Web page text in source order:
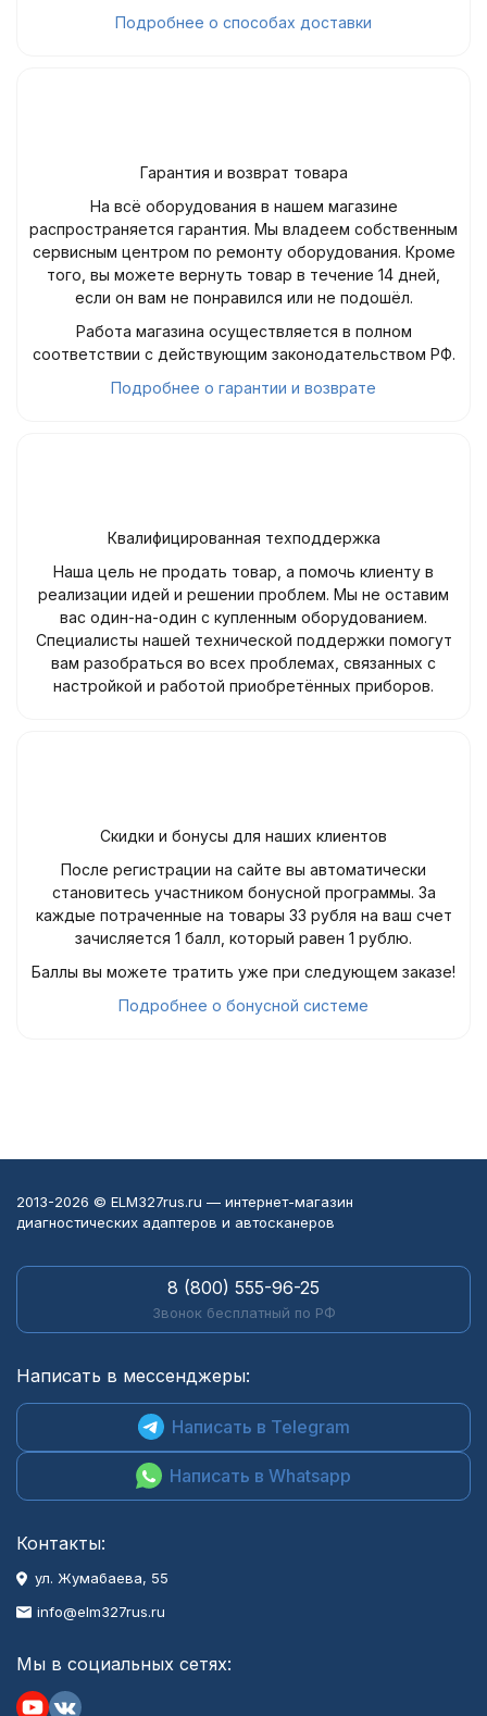
Подробнее о способах доставки
Гарантия и возврат товара
На всё оборудования в нашем магазине
распространяется гарантия. Мы владеем собственным
сервисным центром по ремонту оборудования. Кроме
того, вы можете вернуть товар в течение 14 дней,
если он вам не понравился или не подошёл.
Работа магазина осуществляется в полном
соответствии с действующим законодательством РФ.
Подробнее о гарантии и возврате
Квалифицированная техподдержка
Наша цель не продать товар, а помочь клиенту в
реализации идей и решении проблем. Мы не оставим
вас один-на-один с купленным оборудованием.
Специалисты нашей технической поддержки помогут
вам разобраться во всех проблемах, связанных с
настройкой и работой приобретённых приборов.
Скидки и бонусы для наших клиентов
После регистрации на сайте вы автоматически
становитесь участником бонусной программы. За
каждые потраченные на товары 33 рубля на ваш счет
зачисляется 1 балл, который равен 1 рублю.
Баллы вы можете тратить уже при следующем заказе!
Подробнее о бонусной системе
2013-2026 © ELM327rus.ru — интернет-магазин
диагностических адаптеров и автосканеров
8 (800) 555-96-25
Звонок бесплатный по РФ
Написать в мессенджеры:
Написать в Telegram
Написать в Whatsapp
Контакты:
ул. Жумабаева, 55
info@elm327rus.ru
Мы в социальных сетях: